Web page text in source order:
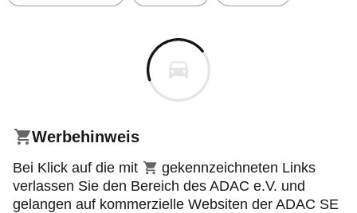
Werbehinweis
Bei Klick auf die mit Einkaufswagensymbol
gekennzeichneten Links
verlassen Sie den Bereich des ADAC e.V. und
gelangen auf kommerzielle Websiten der ADAC SE